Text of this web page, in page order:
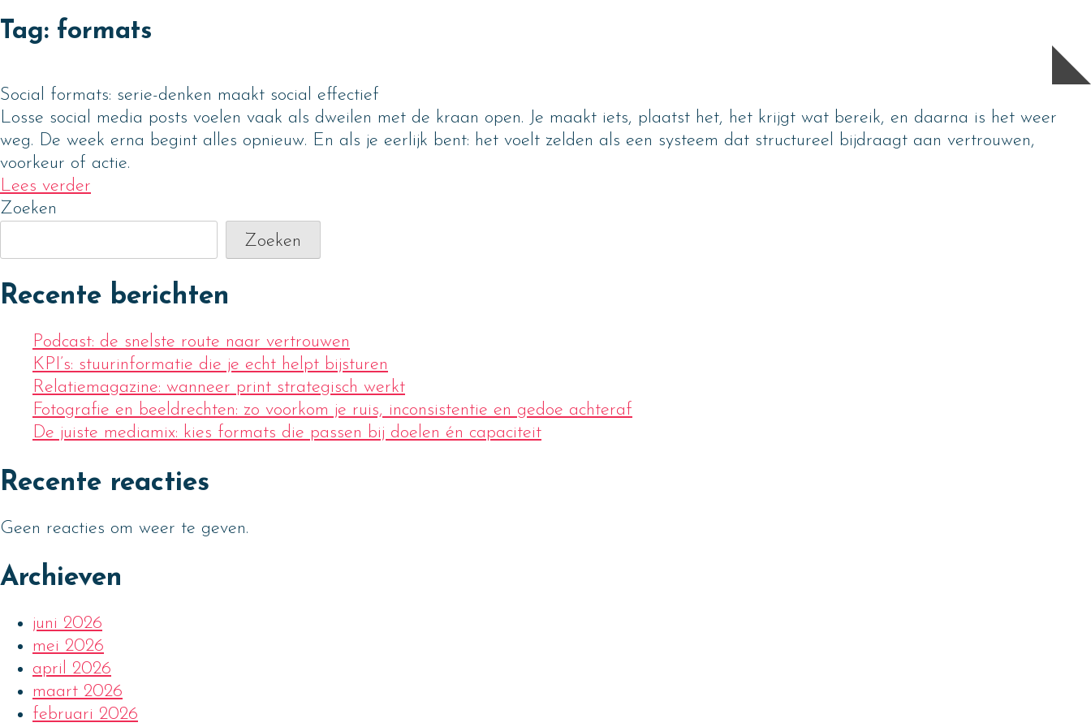
Skip
Tag: formats
Social formats: serie-denken maakt social effectief
Losse social media posts voelen vaak als dweilen met de kraan open. Je maakt iets, plaatst het, het krijgt wat bereik, en daarna is het weer
weg. De week erna begint alles opnieuw. En als je eerlijk bent: het voelt zelden als een systeem dat structureel bijdraagt aan vertrouwen,
voorkeur of actie.
Lees verder
Zoeken
Zoeken
Recente berichten
Podcast: de snelste route naar vertrouwen
KPI’s: stuurinformatie die je echt helpt bijsturen
Relatiemagazine: wanneer print strategisch werkt
Fotografie en beeldrechten: zo voorkom je ruis, inconsistentie en gedoe achteraf
De juiste mediamix: kies formats die passen bij doelen én capaciteit
Recente reacties
Geen reacties om weer te geven.
Archieven
juni 2026
mei 2026
april 2026
maart 2026
februari 2026